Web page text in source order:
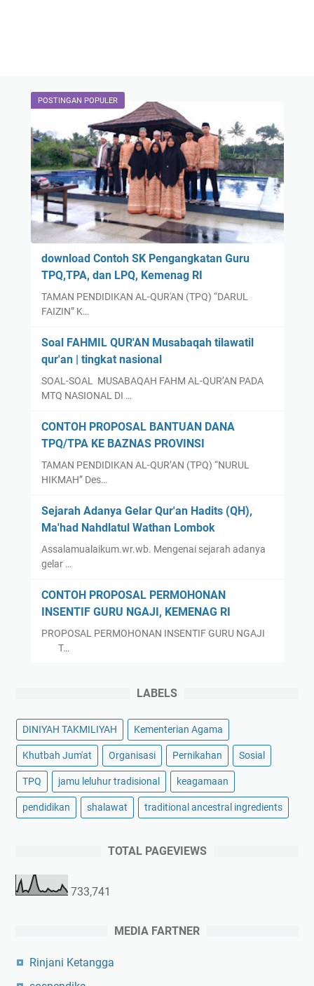
POSTINGAN POPULER
download Contoh SK Pengangkatan Guru
TPQ,TPA, dan LPQ, Kemenag RI
TAMAN PENDIDIKAN AL-QUR'AN (TPQ) “DARUL
FAIZIN” K…
Soal FAHMIL QUR'AN Musabaqah tilawatil
qur'an | tingkat nasional
SOAL-SOAL MUSABAQAH FAHM AL-QUR’AN PADA
MTQ NASIONAL DI …
CONTOH PROPOSAL BANTUAN DANA
TPQ/TPA KE BAZNAS PROVINSI
TAMAN PENDIDIKAN AL-QUR’AN (TPQ) “NURUL
HIKMAH” Des…
Sejarah Adanya Gelar Qur'an Hadits (QH),
Ma'had Nahdlatul Wathan Lombok
Assalamualaikum.wr.wb. Mengenai sejarah adanya
gelar …
CONTOH PROPOSAL PERMOHONAN
INSENTIF GURU NGAJI, KEMENAG RI
PROPOSAL PERMOHONAN INSENTIF GURU NGAJI
T…
LABELS
DINIYAH TAKMILIYAH Kementerian Agama
Khutbah Jum'at Organisasi Pernikahan Sosial
TPQ jamu leluhur tradisional keagamaan
pendidikan shalawat traditional ancestral ingredients
TOTAL PAGEVIEWS
733,741
MEDIA FARTNER
Rinjani Ketangga